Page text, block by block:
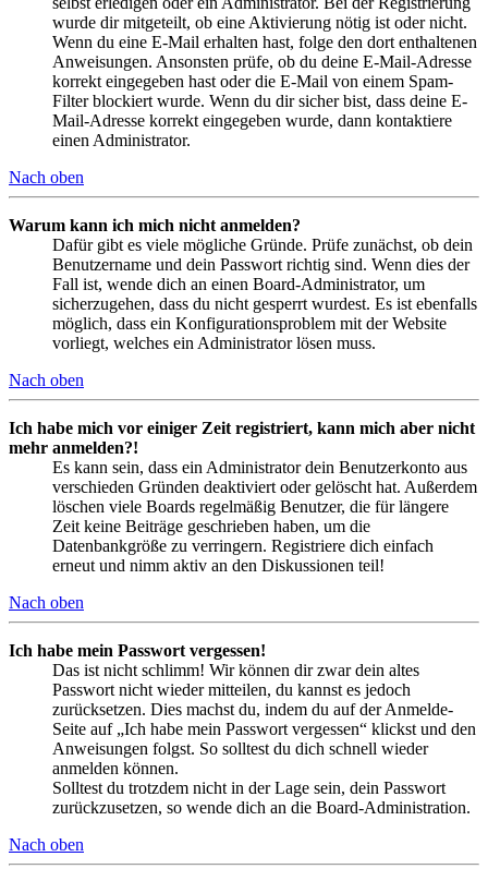
wurde dir mitgeteilt, ob eine Aktivierung nötig ist oder nicht.
Wenn du eine E-Mail erhalten hast, folge den dort enthaltenen
Anweisungen. Ansonsten prüfe, ob du deine E-Mail-Adresse
korrekt eingegeben hast oder die E-Mail von einem Spam-
Filter blockiert wurde. Wenn du dir sicher bist, dass deine E-
Mail-Adresse korrekt eingegeben wurde, dann kontaktiere
einen Administrator.
Nach oben
Warum kann ich mich nicht anmelden?
Dafür gibt es viele mögliche Gründe. Prüfe zunächst, ob dein
Benutzername und dein Passwort richtig sind. Wenn dies der
Fall ist, wende dich an einen Board-Administrator, um
sicherzugehen, dass du nicht gesperrt wurdest. Es ist ebenfalls
möglich, dass ein Konfigurationsproblem mit der Website
vorliegt, welches ein Administrator lösen muss.
Nach oben
Ich habe mich vor einiger Zeit registriert, kann mich aber nicht
mehr anmelden?!
Es kann sein, dass ein Administrator dein Benutzerkonto aus
verschieden Gründen deaktiviert oder gelöscht hat. Außerdem
löschen viele Boards regelmäßig Benutzer, die für längere
Zeit keine Beiträge geschrieben haben, um die
Datenbankgröße zu verringern. Registriere dich einfach
erneut und nimm aktiv an den Diskussionen teil!
Nach oben
Ich habe mein Passwort vergessen!
Das ist nicht schlimm! Wir können dir zwar dein altes
Passwort nicht wieder mitteilen, du kannst es jedoch
zurücksetzen. Dies machst du, indem du auf der Anmelde-
Seite auf „Ich habe mein Passwort vergessen“ klickst und den
Anweisungen folgst. So solltest du dich schnell wieder
anmelden können.
Solltest du trotzdem nicht in der Lage sein, dein Passwort
zurückzusetzen, so wende dich an die Board-Administration.
Nach oben